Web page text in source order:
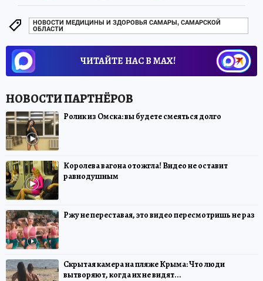
НОВОСТИ МЕДИЦИНЫ И ЗДОРОВЬЯ САМАРЫ, САМАРСКОЙ
ОБЛАСТИ
ЧИТАЙТЕ НАС В МАХ!
Ролик из Омска: вы будете смеяться долго
Королева вагона отожгла! Видео не оставит
равнодушным
Ржу не переставая, это видео пересмотришь не раз
Скрытая камера на пляже Крыма: Что люди
вытворяют, когда их не видят...